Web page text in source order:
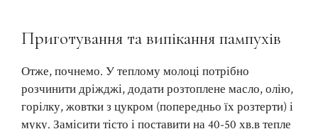
Приготування та випікання пампухів
Отже, почнемо. У теплому молоці потрібно
розчинити дріжджі, додати розтоплене масло, олію,
горілку, жовтки з цукром (попередньо їх розтерти) і
муку. Замісити тісто і поставити на 40-50 хв.в тепле